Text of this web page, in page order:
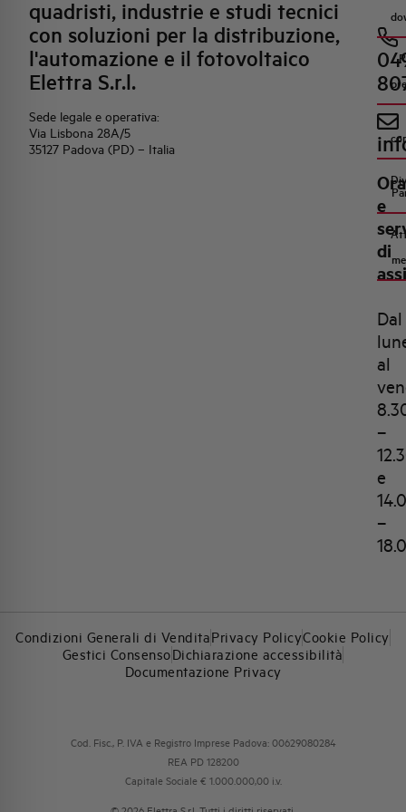
quadristi, industrie e studi tecnici
con soluzioni per la distribuzione,
l'automazione e il fotovoltaico
Elettra S.r.l.
Sede legale e operativa:
Via Lisbona 28A/5
35127 Padova (PD) – Italia
e
di
Dal
al
–
e
–
Condizioni Generali di VenditaPrivacy PolicyCookie Policy
Gestici ConsensoDichiarazione accessibilità
Documentazione Privacy
Cod. Fisc., P. IVA e Registro Imprese Padova: 00629080284
REA PD 128200
Capitale Sociale € 1.000.000,00 i.v.